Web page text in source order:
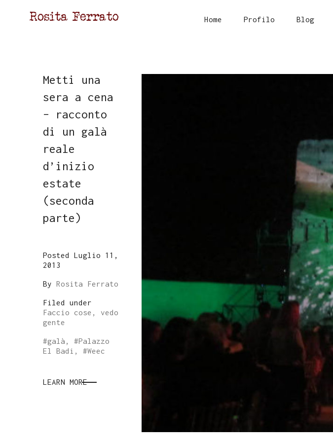
Home Profilo Blog
Metti una
sera a cena
– racconto
di un galà
reale
d’inizio
estate
(seconda
parte)
Posted Luglio 11,
2013
By Rosita Ferrato
Filed under
Faccio cose, vedo
gente
#galà , #Palazzo
El Badi , #Weec
LEARN MORE